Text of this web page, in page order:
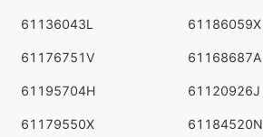
61136043L 61186059X
61176751V 61168687A
61195704H 61120926J
61179550X 61184520N